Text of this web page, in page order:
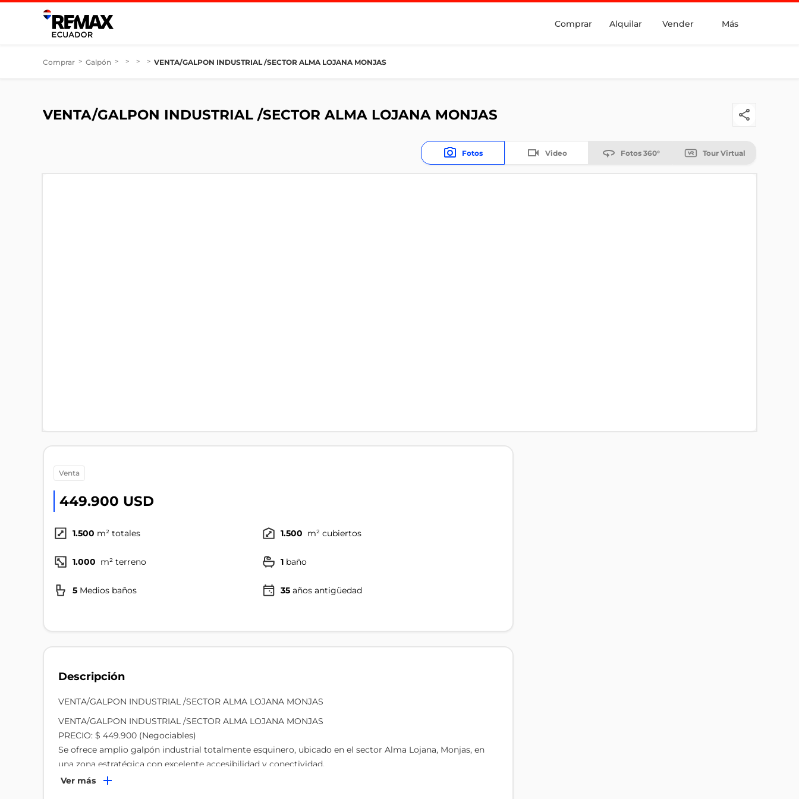
Comprar Alquilar Vender Más
Comprar > Galpón > > > > VENTA/GALPON INDUSTRIAL /SECTOR ALMA LOJANA MONJAS
VENTA/GALPON INDUSTRIAL /SECTOR ALMA LOJANA MONJAS
Fotos Video Fotos 360° Tour Virtual
venta
449.900 USD
1.500 m² totales 1.500 m² cubiertos
1.000 m² terreno 1 baño
5 Medios baños 35 años antigüedad
Descripción
VENTA/GALPON INDUSTRIAL /SECTOR ALMA LOJANA MONJAS
VENTA/GALPON INDUSTRIAL /SECTOR ALMA LOJANA MONJAS
PRECIO: $ 449.900 (Negociables)
Se ofrece amplio galpón industrial totalmente esquinero, ubicado en el sector Alma Lojana, Monjas, en
una zona estratégica con excelente accesibilidad y conectividad.
Ver más